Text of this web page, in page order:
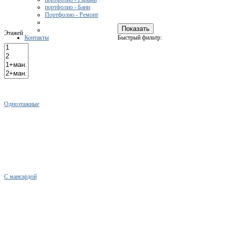
портфолио - Бани
Портфолио - Ремонт
Контакты
Этажей
Быстрый фильтр:
Одноэтажные
С мансардой